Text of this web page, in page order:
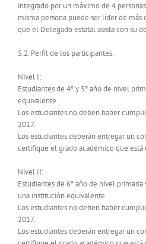
integrado por un máximo de 4
misma persona puede ser líder de
que el Delegado estatal asista con su
5.2. Perfil de los participantes.
Nivel I:
Estudiantes de 4º y 5º año de nivel
equivalente.
Los estudiantes no deben haber
2017.
Los estudiantes deberán entregar un
certifique el grado académico que está
Nivel II:
Estudiantes de 6º año de nivel
una institución equivalente.
Los estudiantes no deben haber
2017.
Los estudiantes deberán entregar un